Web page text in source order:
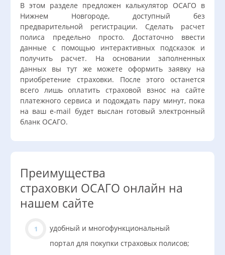
В этом разделе предложен калькулятор ОСАГО в
Нижнем Новгороде, доступный без
предварительной регистрации. Сделать расчет
полиса предельно просто. Достаточно ввести
данные с помощью интерактивных подсказок и
получить расчет. На основании заполненных
данных вы тут же можете оформить заявку на
приобретение страховки. После этого останется
всего лишь оплатить страховой взнос на сайте
платежного сервиса и подождать пару минут, пока
на ваш e-mail будет выслан готовый электронный
бланк ОСАГО.
Преимущества
страховки ОСАГО онлайн на
нашем сайте
удобный и многофункциональный
портал для покупки страховых полисов;